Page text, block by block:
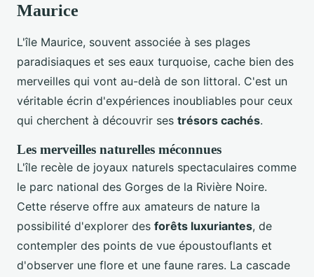
Maurice
L'île Maurice, souvent associée à ses plages
paradisiaques et ses eaux turquoise, cache bien des
merveilles qui vont au-delà de son littoral. C'est un
véritable écrin d'expériences inoubliables pour ceux
qui cherchent à découvrir ses trésors cachés.
Les merveilles naturelles méconnues
L'île recèle de joyaux naturels spectaculaires comme
le parc national des Gorges de la Rivière Noire.
Cette réserve offre aux amateurs de nature la
possibilité d'explorer des forêts luxuriantes, de
contempler des points de vue époustouflants et
d'observer une flore et une faune rares. La cascade